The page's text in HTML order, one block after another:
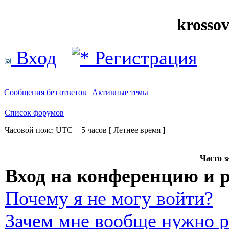
Вход Регистрация
Сообщения без ответов | Активные темы
Список форумов
Часовой пояс: UTC + 5 часов [ Летнее время ]
Часто
Вход на конференцию и
Почему я не могу войти?
Зачем мне вообще нужно